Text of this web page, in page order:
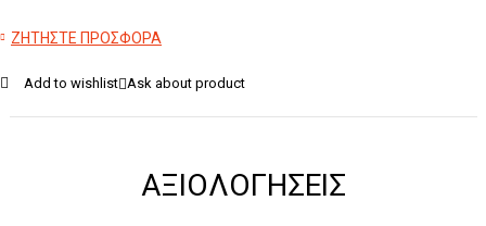
ΖΗΤΗΣΤΕ ΠΡΟΣΦΟΡΑ
Add to wishlist Ask about product
ΑΞΙΟΛΟΓΉΣΕΙΣ